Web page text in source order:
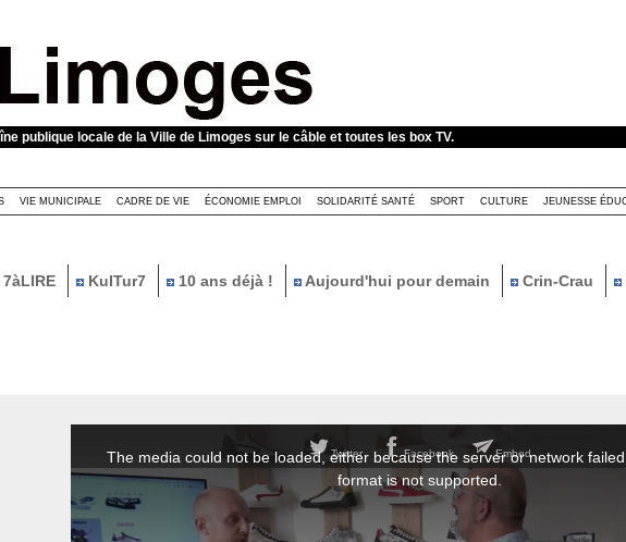
publique locale de la Ville de Limoges sur le câble et toutes les box TV.
VIE MUNICIPALE CADRE DE VIE ÉCONOMIE EMPLOI SOLIDARITÉ SANTÉ SPORT CULTURE JEUNESSE
KulTur7 10 ans déjà ! Aujourd'hui pour demain Crin-Crau